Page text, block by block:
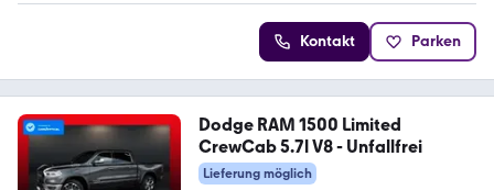
Kontakt Parken
Dodge RAM 1500 Limited
CrewCab 5.7l V8 - Unfallfrei
Lieferung möglich